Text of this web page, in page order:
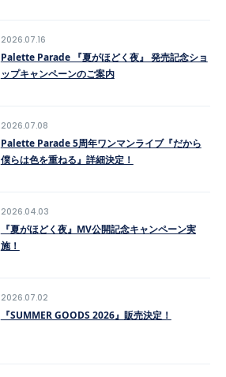
2026.07.16
Palette Parade 『夏がほどく夜』 発売記念ショ
ップキャンペーンのご案内
2026.07.08
Palette Parade 5周年ワンマンライブ『だから
僕らは色を重ねる』詳細決定！
2026.04.03
『夏がほどく夜』MV公開記念キャンペーン実
施！
2026.07.02
『SUMMER GOODS 2026』販売決定！